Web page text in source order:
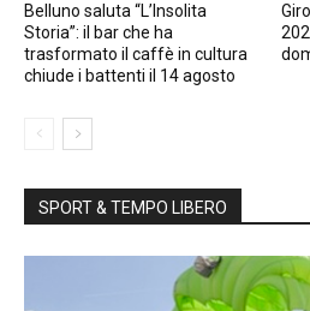
Belluno saluta “L’Insolita
Storia”: il bar che ha
trasformato il caffè in cultura
chiude i battenti il 14 agosto
SPORT & TEMPO LIBERO